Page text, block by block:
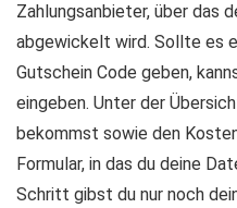
Zahlungsanbieter, über das
abgewickelt wird. Sollte es
Gutschein Code geben,
eingeben. Unter der
bekommst sowie den
Formular, in das du deine
Schritt gibst du nur noch